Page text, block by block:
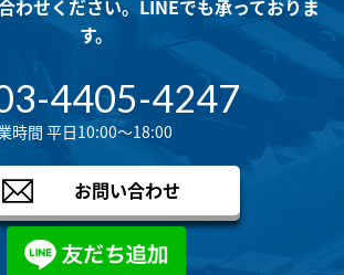
わせください。LINEでも承っておりま
す。
4405-4247
時間 平日10:00～18:00
お問い合わせ